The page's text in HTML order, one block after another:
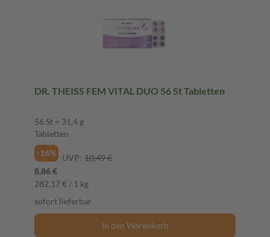
DR. THEISS FEM VITAL DUO 56 St Tabletten
56 St = 31,4 g
Tabletten
-16%
UVP: 10,49 €
8,86 €
282,17 € / 1 kg
sofort lieferbar
In den Warenkorb